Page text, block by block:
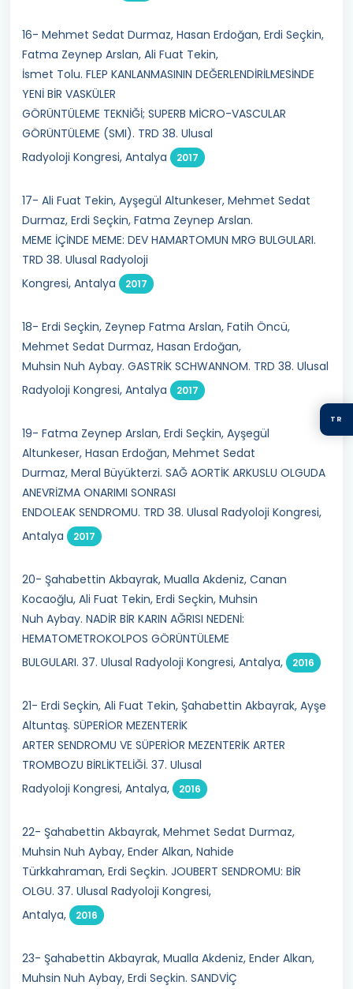
TR
16- Mehmet Sedat Durmaz, Hasan Erdoğan, Erdi Seçkin,
Fatma Zeynep Arslan, Ali Fuat Tekin,
İsmet Tolu. FLEP KANLANMASININ DEĞERLENDİRİLMESİNDE
YENİ BİR VASKÜLER
GÖRÜNTÜLEME TEKNİĞİ; SUPERB MİCRO-VASCULAR
GÖRÜNTÜLEME (SMI). TRD 38. Ulusal
Radyoloji Kongresi, Antalya
2017
17- Ali Fuat Tekin, Ayşegül Altunkeser, Mehmet Sedat
Durmaz, Erdi Seçkin, Fatma Zeynep Arslan.
MEME İÇİNDE MEME: DEV HAMARTOMUN MRG BULGULARI.
TRD 38. Ulusal Radyoloji
Kongresi, Antalya
2017
18- Erdi Seçkin, Zeynep Fatma Arslan, Fatih Öncü,
Mehmet Sedat Durmaz, Hasan Erdoğan,
Muhsin Nuh Aybay. GASTRİK SCHWANNOM. TRD 38. Ulusal
Radyoloji Kongresi, Antalya
2017
19- Fatma Zeynep Arslan, Erdi Seçkin, Ayşegül
Altunkeser, Hasan Erdoğan, Mehmet Sedat
Durmaz, Meral Büyükterzi. SAĞ AORTİK ARKUSLU OLGUDA
ANEVRİZMA ONARIMI SONRASI
ENDOLEAK SENDROMU. TRD 38. Ulusal Radyoloji Kongresi,
Antalya
2017
20- Şahabettin Akbayrak, Mualla Akdeniz, Canan
Kocaoğlu, Ali Fuat Tekin, Erdi Seçkin, Muhsin
Nuh Aybay. NADİR BİR KARIN AĞRISI NEDENİ:
HEMATOMETROKOLPOS GÖRÜNTÜLEME
BULGULARI. 37. Ulusal Radyoloji Kongresi, Antalya,
2016
21- Erdi Seçkin, Ali Fuat Tekin, Şahabettin Akbayrak, Ayşe
Altuntaş. SÜPERİOR MEZENTERİK
ARTER SENDROMU VE SÜPERİOR MEZENTERİK ARTER
TROMBOZU BİRLİKTELİĞİ. 37. Ulusal
Radyoloji Kongresi, Antalya,
2016
22- Şahabettin Akbayrak, Mehmet Sedat Durmaz,
Muhsin Nuh Aybay, Ender Alkan, Nahide
Türkkahraman, Erdi Seçkin. JOUBERT SENDROMU: BİR
OLGU. 37. Ulusal Radyoloji Kongresi,
Antalya,
2016
23- Şahabettin Akbayrak, Mualla Akdeniz, Ender Alkan,
Muhsin Nuh Aybay, Erdi Seçkin. SANDVİÇ